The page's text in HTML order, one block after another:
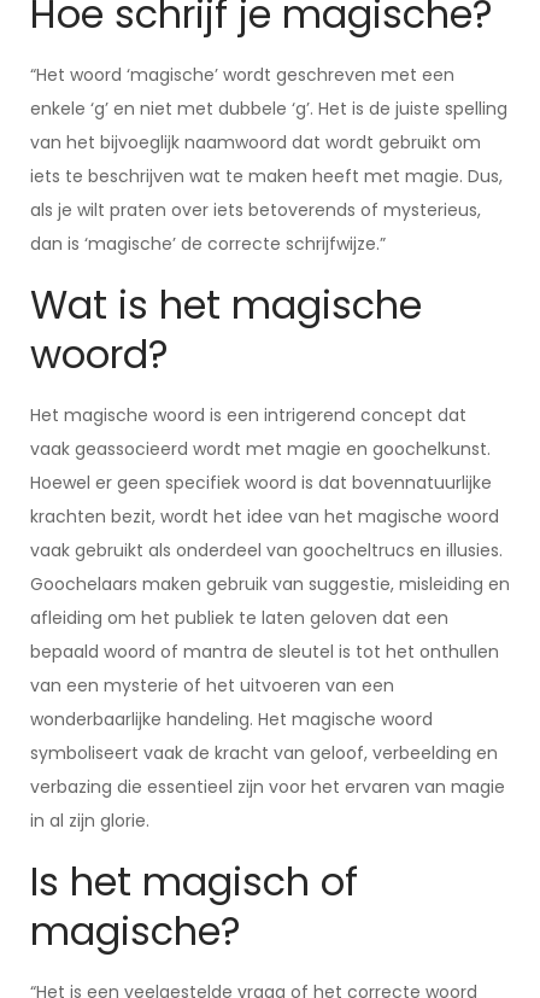
Hoe schrijf je magische?
“Het woord ‘magische’ wordt geschreven met een
enkele ‘g’ en niet met dubbele ‘g’. Het is de juiste spelling
van het bijvoeglijk naamwoord dat wordt gebruikt om
iets te beschrijven wat te maken heeft met magie. Dus,
als je wilt praten over iets betoverends of mysterieus,
dan is ‘magische’ de correcte schrijfwijze.”
Wat is het magische
woord?
Het magische woord is een intrigerend concept dat
vaak geassocieerd wordt met magie en goochelkunst.
Hoewel er geen specifiek woord is dat bovennatuurlijke
krachten bezit, wordt het idee van het magische woord
vaak gebruikt als onderdeel van goocheltrucs en illusies.
Goochelaars maken gebruik van suggestie, misleiding en
afleiding om het publiek te laten geloven dat een
bepaald woord of mantra de sleutel is tot het onthullen
van een mysterie of het uitvoeren van een
wonderbaarlijke handeling. Het magische woord
symboliseert vaak de kracht van geloof, verbeelding en
verbazing die essentieel zijn voor het ervaren van magie
in al zijn glorie.
Is het magisch of
magische?
“Het is een veelgestelde vraag of het correcte woord